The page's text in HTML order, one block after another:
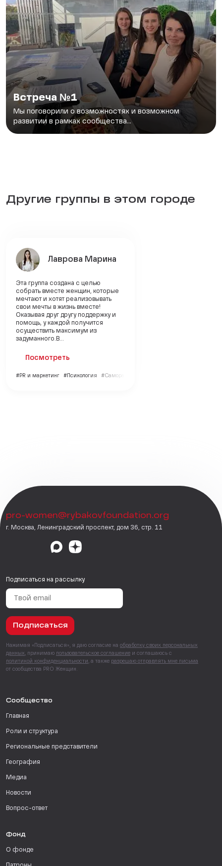
Встреча №1
Мы поговорили о возможностях и возможном
развитии в рамках сообщества...
Другие группы в этом городе
Лаврова Марина
Эта группа создана с целью
собрать вместе женщин, которые
мечтают и хотят реализовывать
свои мечты в жизнь вместе!
Оказывая друг другу поддержку и
помощь, у каждой получится
осуществить максимум из
задуманного.В...
Посмотреть
#PR и маркетинг #Психология #Саморазвитие
pro-women@rybakovfoundation.org
г. Москва, Ленинградский проспект, дом 36, стр. 11
Подписаться на рассылку
Подписаться
Нажимая «Подписаться», я даю согласие на обработку своих персональных
данных , принимаю пользовательское соглашение и соглашаюсь с
политикой конфиденциальности , а также разрешаю отправлять мне письма
от сообщества PRO Женщин.
Сообщество
Главная
Роли и структура
Региональные представители
География
Медиа
Новости
Вопрос-ответ
Фонд
О фонде